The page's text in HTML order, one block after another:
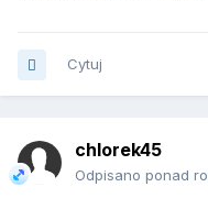
Cytuj
chlorek45
Odpisano ponad